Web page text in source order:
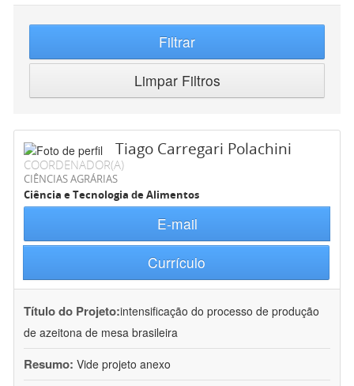
Filtrar
Limpar Filtros
Tiago Carregari Polachini
COORDENADOR(A)
CIÊNCIAS AGRÁRIAS
Ciência e Tecnologia de Alimentos
E-mail
Currículo
Título do Projeto:intensificação do processo de produção
de azeitona de mesa brasileira
Resumo: Vide projeto anexo